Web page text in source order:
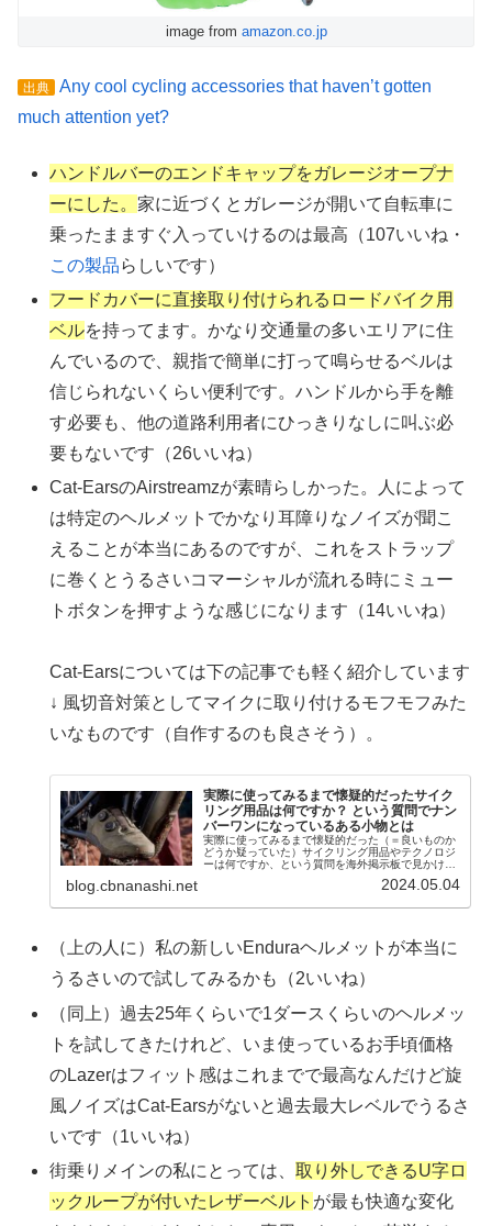
image from amazon.co.jp
出典
Any cool cycling accessories that haven’t gotten
much attention yet?
ハンドルバーのエンドキャップをガレージオープナ
ーにした。家に近づくとガレージが開いて自転車に
乗ったまますぐ入っていけるのは最高（107いいね・
この製品らしいです）
フードカバーに直接取り付けられるロードバイク用
ベルを持ってます。かなり交通量の多いエリアに住
んでいるので、親指で簡単に打って鳴らせるベルは
信じられないくらい便利です。ハンドルから手を離
す必要も、他の道路利用者にひっきりなしに叫ぶ必
要もないです（26いいね）
Cat-EarsのAirstreamzが素晴らしかった。人によって
は特定のヘルメットでかなり耳障りなノイズが聞こ
えることが本当にあるのですが、これをストラップ
に巻くとうるさいコマーシャルが流れる時にミュー
トボタンを押すような感じになります（14いいね）
Cat-Earsについては下の記事でも軽く紹介しています
↓ 風切音対策としてマイクに取り付けるモフモフみた
いなものです（自作するのも良さそう）。
実際に使ってみるまで懐疑的だったサイク
リング用品は何ですか？ という質問でナン
バーワンになっているある小物とは
実際に使ってみるまで懐疑的だった（＝良いものか
どうか疑っていた）サイクリング用品やテクノロジ
ーは何ですか、という質問を海外掲示板で見かけま
はまず間違いなくGarmin Variaがナンバーワンに...
blog.cbnanashi.net 2024.05.04
（上の人に）私の新しいEnduraヘルメットが本当に
うるさいので試してみるかも（2いいね）
（同上）過去25年くらいで1ダースくらいのヘルメッ
トを試してきたけれど、いま使っているお手頃価格
のLazerはフィット感はこれまでで最高なんだけど旋
風ノイズはCat-Earsがないと過去最大レベルでうるさ
いです（1いいね）
街乗りメインの私にとっては、取り外しできるU字ロ
ックループが付いたレザーベルト が最も快適な変化